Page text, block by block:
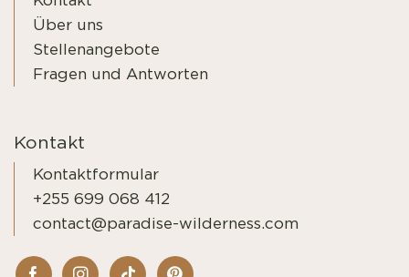
Über uns
Stellenangebote
Fragen und Antworten
Kontakt
Kontaktformular
+255 699 068 412
contact@paradise-wilderness.com